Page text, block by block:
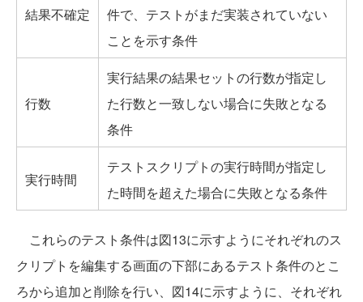
結果不確定
件で、テストがまだ実装されていない
ことを示す条件
行数
実行結果の結果セットの行数が指定し
た行数と一致しない場合に失敗となる
条件
実行時間
テストスクリプトの実行時間が指定し
た時間を超えた場合に失敗となる条件
これらのテスト条件は図13に示すようにそれぞれのス
クリプトを編集する画面の下部にあるテスト条件のとこ
ろから追加と削除を行い、図14に示すように、それぞれ